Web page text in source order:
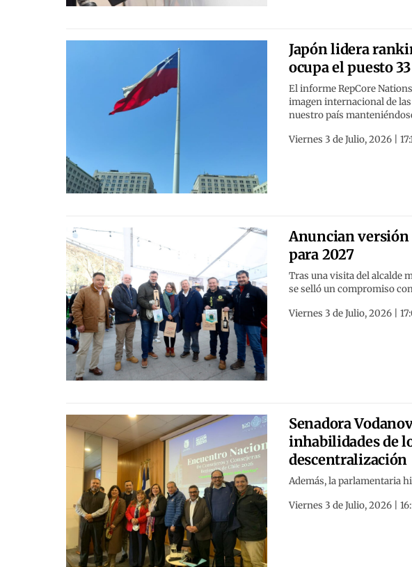
Japón lidera
ocupa el puesto 33
El informe RepCore
imagen internacional de
nuestro país
Viernes 3 de Julio, 2026 |
Anuncian versión
para 2027
Tras una visita del alcalde
se selló un compromiso
Viernes 3 de Julio, 2026 |
Senadora
inhabilidades de
descentralización
Además, la parlamentaria
Viernes 3 de Julio, 2026 |